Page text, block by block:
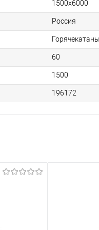
1500х6000
Россия
60
1500
196172